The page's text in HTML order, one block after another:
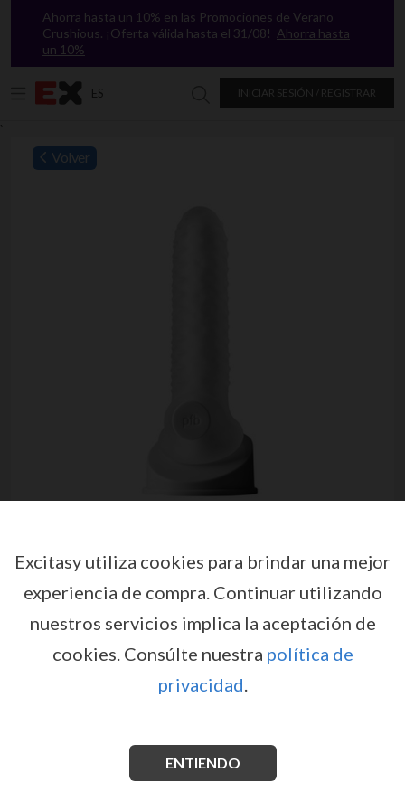
`
Ahorra hasta un 10% en las Promociones de Verano
Crushious. ¡Oferta válida hasta el 31/08! Ahorra hasta
un 10%
ES INICIAR SESIÓN / REGISTRAR
Buscar en Excitasy
Volver
FUNDA EXTENSIBLE FAT BOY
CM PERFECTFITBRAND
PERFECTFITBRAND
Excitasy utiliza cookies para brindar una mejor
experiencia de compra.Continuar utilizando
nuestros servicios implica la aceptación de
cookies.Consúlte nuestra política de
privacidad.
ENTIENDO